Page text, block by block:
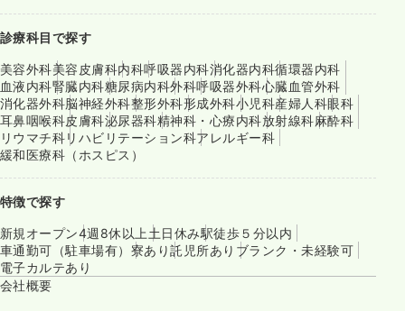
診療科目で探す
美容外科美容皮膚科内科呼吸器内科消化器内科循環器内科
血液内科腎臓内科糖尿病内科外科呼吸器外科心臓血管外科
消化器外科脳神経外科整形外科形成外科小児科産婦人科眼科
耳鼻咽喉科皮膚科泌尿器科精神科・心療内科放射線科麻酔科
リウマチ科リハビリテーション科アレルギー科
緩和医療科（ホスピス）
特徴で探す
新規オープン4週8休以上 土日休み駅徒歩５分以内
車通勤可（駐車場有） 寮あり託児所あり ブランク・未経験可
電子カルテあり
会社概要